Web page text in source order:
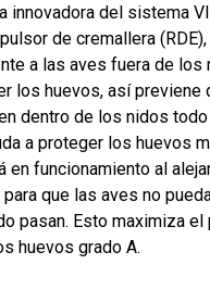
innovadora del sistema
de cremallera
a las aves fuera de los
los huevos, así previene
dentro de los nidos
a proteger los huevos
en funcionamiento al
que las aves no
pasan. Esto maximiza el
huevos grado A.